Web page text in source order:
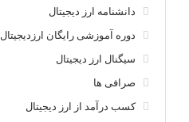
دانشنامه ارز دیجیتال
دوره آموزشی رایگان ارزدیجیتال
سیگنال ارز دیجیتال
صرافی ها
کسب درآمد از ارز دیجیتال